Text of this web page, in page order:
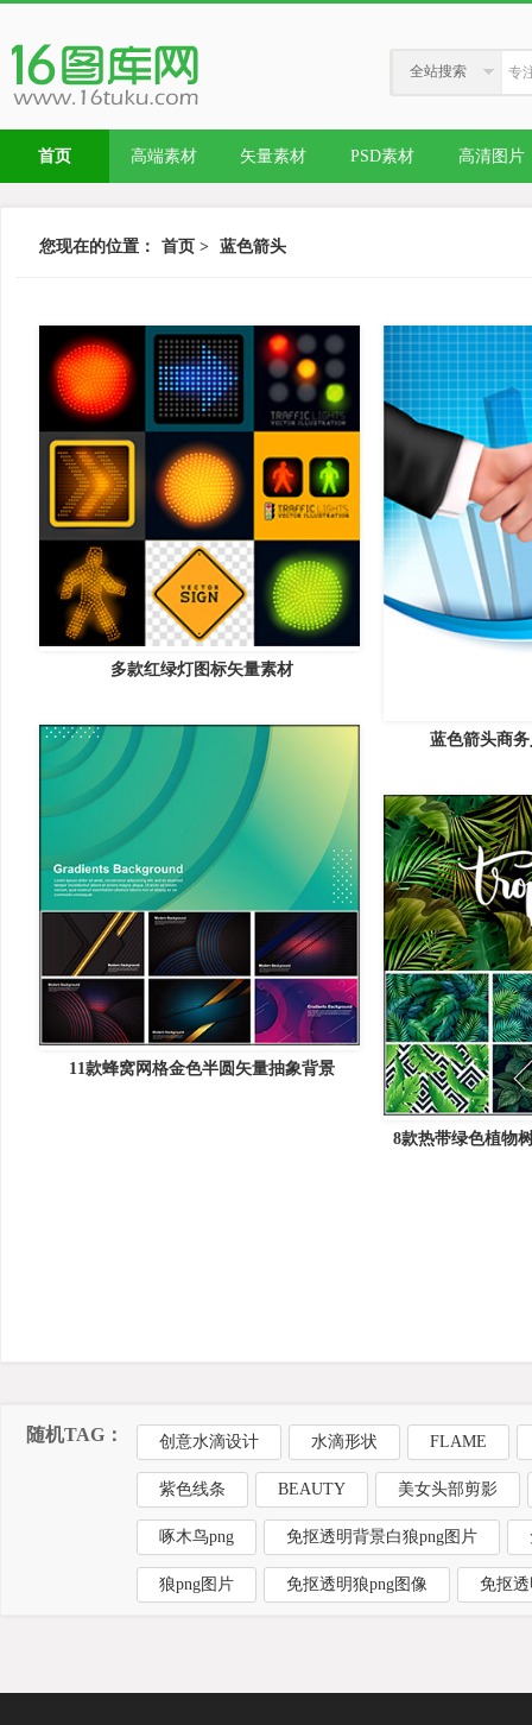
全站搜索
首页 高端素材 矢量素材 PSD素材 高清图片
您现在的位置： 首页 > 蓝色箭头
多款红绿灯图标矢量素材
蓝色箭头商
11款蜂窝网格金色半圆矢量抽象背景
8款热带绿色植物
随机TAG： 创意水滴设计 水滴形状 FLAME
紫色线条 BEAUTY 美女头部剪影
啄木鸟png 免抠透明背景白狼png图片
狼png图片 免抠透明狼png图像 免抠透